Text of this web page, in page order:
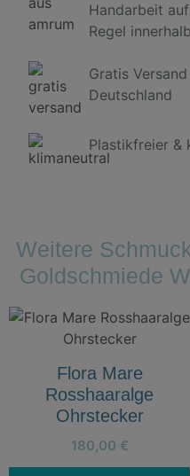
Handarbeit
Regel
Gratis
Deutschland
Plastikfreier &
Weitere
Goldschmiede
Flora Mare
Rosshaaralge
Ohrstecker
180,00 €